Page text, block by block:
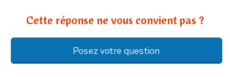
Cette réponse ne vous convient pas ?
Posez votre question